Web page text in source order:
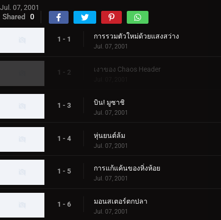
Jul. 07, 2001
Shared 0
1 - 1 การรวมตัวใหม่ด้วยแสงสว่าง
Jul. 07, 2001
1 - 2 เงาของ Chaos Header
Jul. 07, 2001
1 - 3 บิน! มูซาชิ
Jul. 07, 2001
1 - 4 หุ่นยนต์ล้ม
Jul. 07, 2001
1 - 5 การแก้แค้นของหิ่งห้อย
Jul. 07, 2001
1 - 6 มอนสเตอร์ตกปลา
Jul. 07, 2001